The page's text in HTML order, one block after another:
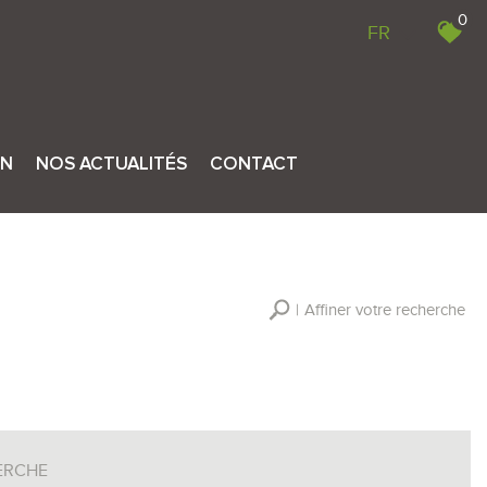
FR
0
NOS ACTUALITÉS CONTACT
Affiner votre recherche
+ de critères